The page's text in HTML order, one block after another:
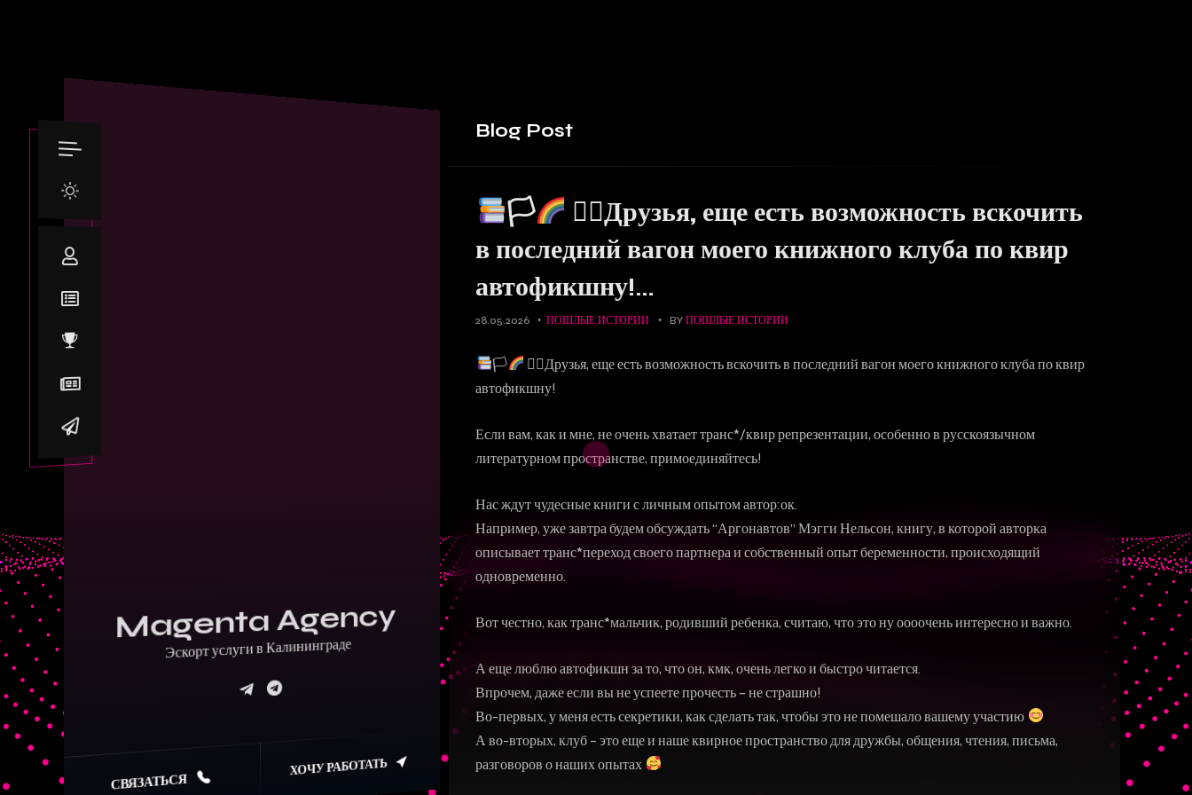
Magenta Agency
Эскорт услуги в Калининграде
СВЯЗАТЬСЯ
ХОЧУ РАБОТАТЬ
Blog Post
🏳‍
🏳‍⚧Друзья, еще есть возможность вскочить
в последний вагон моего книжного клуба по квир
автофикшну!…
28.05.2026 ПОШЛЫЕ ИСТОРИИ BYПОШЛЫЕ ИСТОРИИ
🏳‍
🏳‍⚧Друзья, еще есть возможность вскочить в последний вагон моего книжного клуба по квир
автофикшну!
Если вам, как и мне, не очень хватает транс*/квир репрезентации, особенно в русскоязычном
литературном пространстве, примоединяйтесь!
Нас ждут чудесные книги с личным опытом автор:ок.
Например, уже завтра будем обсуждать “Аргонавтов” Мэгги Нельсон, книгу, в которой авторка
описывает транс*переход своего партнера и собственный опыт беременности, происходящий
одновременно.
Вот честно, как транс*мальчик, родивший ребенка, считаю, что это ну оооочень интересно и важно.
А еще люблю автофикшн за то, что он, кмк, очень легко и быстро читается.
Впрочем, даже если вы не успеете прочесть – не страшно!
Во-первых, у меня есть секретики, как сделать так, чтобы это не помешало вашему участию
А во-вторых, клуб – это еще и наше квирное пространство для дружбы, общения, чтения, письма,
разговоров о наших опытах